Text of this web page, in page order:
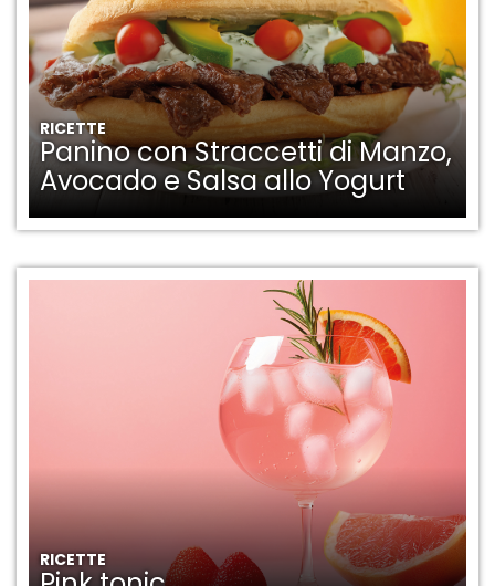
RICETTE
Panino con Straccetti di Manzo,
Avocado e Salsa allo Yogurt
RICETTE